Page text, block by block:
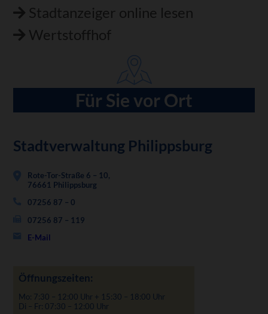
Stadtanzeiger online lesen
Wertstoffhof
Für Sie vor Ort
Stadtverwaltung Philippsburg
Rote-Tor-Straße 6 – 10,
76661 Philippsburg
07256 87 – 0
07256 87 – 119
E-Mail
Öffnungszeiten:
Mo: 7:30 – 12:00 Uhr + 15:30 – 18:00 Uhr
Di – Fr: 07:30 – 12:00 Uhr